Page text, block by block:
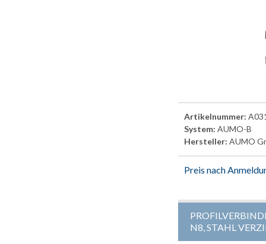
Artikelnummer:
System: AUMO-B
Hersteller: AUMO
Preis nach
N8, STAHL